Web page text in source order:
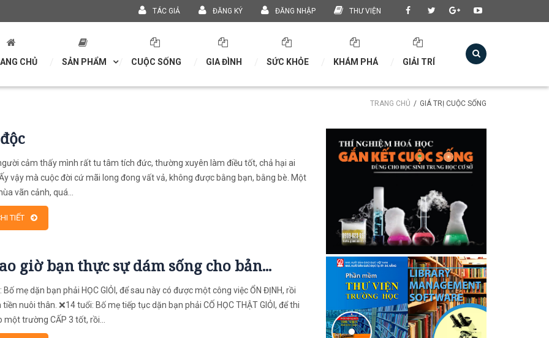
TÁC GIẢ ĐĂNG KÝ ĐĂNG NHẬP THƯ VIỆN
CHỦ SẢN PHẨM CUỘC SỐNG GIA ĐÌNH SỨC KHỎE KHÁM PHÁ GIẢI TRÍ
TRANG CHỦ GIÁ TRỊ CUỘC SỐNG
cảm thấy mình rất tu tâm tích đức, thường xuyên làm điều tốt, chả hại ai
vậy mà cuộc đời cứ mãi long đong vất vả, không được bằng bạn, bằng bè. Một
vãn cảnh, quá...
TIẾT
giờ bạn thực sự dám sống cho bản...
Bố mẹ dặn bạn phải HỌC GIỎI, để sau này có được một công việc ỔN ĐỊNH, rồi
tiền nuôi thân. ❌14 tuổi: Bố mẹ tiếp tục dặn bạn phải CỐ HỌC THẬT GIỎI, để thi
một trường CẤP 3 tốt, rồi...